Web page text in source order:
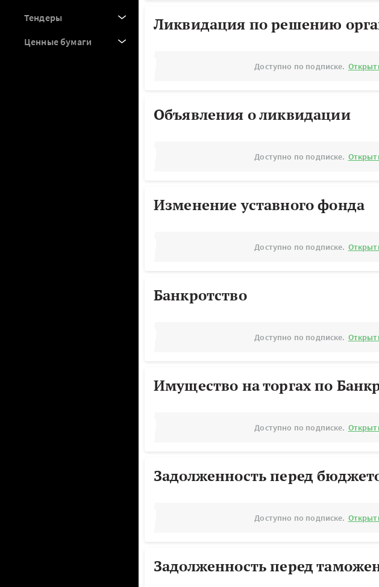
Тендеры
Ценные бумаги
Ликвидация по решению
Доступно по подписке.
Объявления о ликвидации
Доступно по подписке.
Изменение уставного фонда
Доступно по подписке.
Банкротство
Доступно по подписке.
Имущество на торгах по
Доступно по подписке.
Задолженность перед
Доступно по подписке.
Задолженность перед